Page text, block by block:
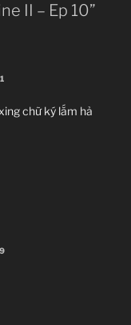
II – Ep 10”
chữ ký lắm hả